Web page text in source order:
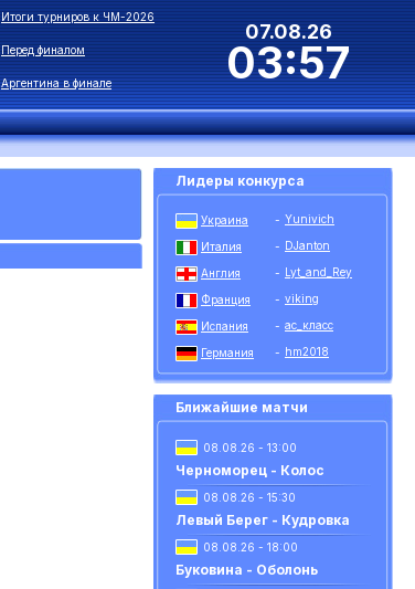
Итоги турниров к ЧМ-2026
Перед финалом
Аргентина в финале
07.08.26
03:57
Лидеры конкурса
Украина - Yunivich
Италия - DJanton
Англия - Lyt_and_Rey
Франция - viking
Испания - ас_класс
Германия - hm2018
Ближайшие матчи
08.08.26 - 13:00
Черноморец - Колос
08.08.26 - 15:30
Левый Берег - Кудровка
08.08.26 - 18:00
Буковина - Оболонь